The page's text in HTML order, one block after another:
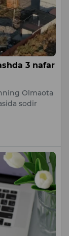
3 nafar
Olmaota
sodir